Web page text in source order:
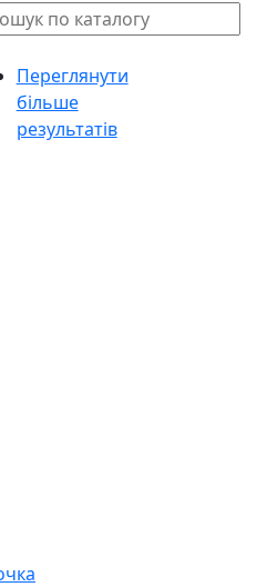
Переглянути
більше
результатів